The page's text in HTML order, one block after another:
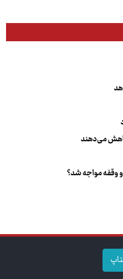
کاهش می‌دهند
و وقفه مواجه شد؟